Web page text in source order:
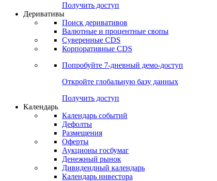
Получить доступ
Деривативы
Поиск деривативов
Валютные и процентные свопы
Суверенные CDS
Корпоративные CDS
Попробуйте 7-дневный демо-доступ
Откройте глобальную базу данных
Получить доступ
Календарь
Календарь событий
Дефолты
Размещения
Оферты
Аукционы госбумаг
Денежный рынок
Дивидендный календарь
Календарь инвестора